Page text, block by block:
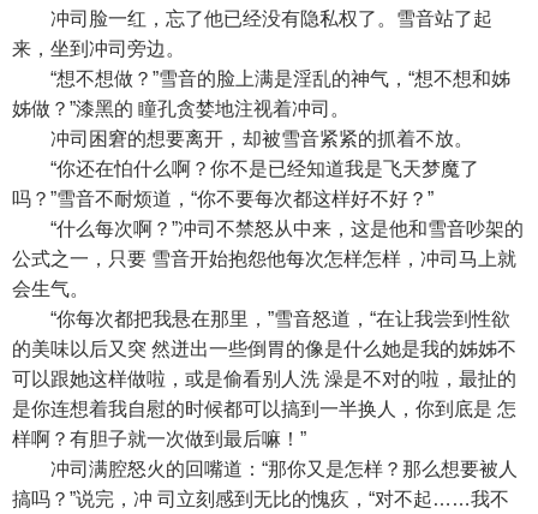
冲司脸一红，忘了他已经没有隐私权了。雪音站了起
来，坐到冲司旁边。
“想不想做？”雪音的脸上满是淫乱的神气，“想不想和姊
姊做？”漆黑的 瞳孔贪婪地注视着冲司。
冲司困窘的想要离开，却被雪音紧紧的抓着不放。
“你还在怕什么啊？你不是已经知道我是飞天梦魔了
吗？”雪音不耐烦道，“你不要每次都这样好不好？”
“什么每次啊？”冲司不禁怒从中来，这是他和雪音吵架的
公式之一，只要 雪音开始抱怨他每次怎样怎样，冲司马上就
会生气。
“你每次都把我悬在那里，”雪音怒道，“在让我尝到性欲
的美味以后又突 然迸出一些倒胃的像是什么她是我的姊姊不
可以跟她这样做啦，或是偷看别人洗 澡是不对的啦，最扯的
是你连想着我自慰的时候都可以搞到一半换人，你到底是 怎
样啊？有胆子就一次做到最后嘛！”
冲司满腔怒火的回嘴道：“那你又是怎样？那么想要被人
搞吗？”说完，冲 司立刻感到无比的愧疚，“对不起……我不